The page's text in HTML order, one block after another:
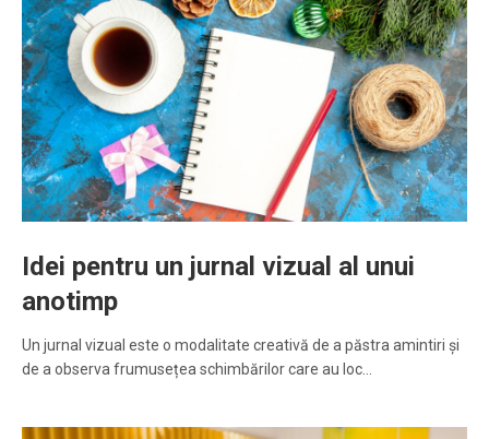
Idei pentru un jurnal vizual al unui
anotimp
Un jurnal vizual este o modalitate creativă de a păstra amintiri și
de a observa frumusețea schimbărilor care au loc…